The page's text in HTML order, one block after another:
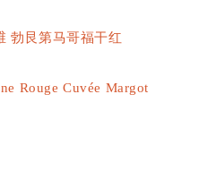
勃艮第马哥福干红
Rouge Cuvée Margot